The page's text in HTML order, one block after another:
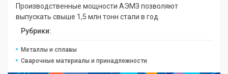
Производственные мощности АЭМЗ позволяют
выпускать свыше 1,5 млн тонн стали в год.
Рубрики:
Металлы и сплавы
Сварочные материалы и принадлежности